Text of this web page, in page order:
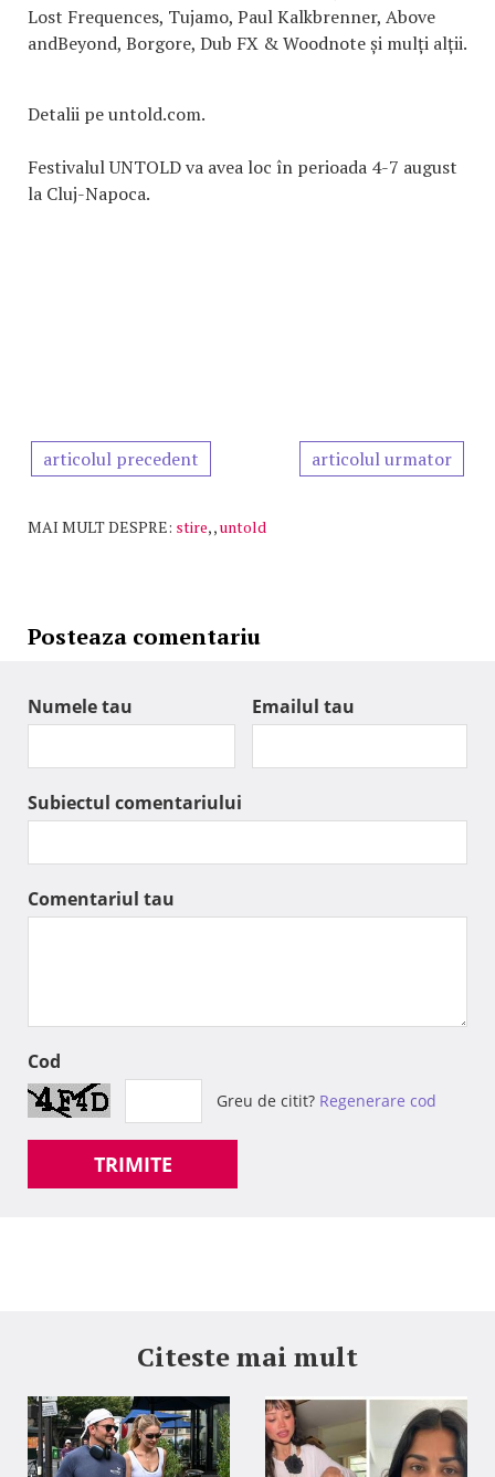
Lost Frequences, Tujamo, Paul Kalkbrenner, Above
andBeyond, Borgore, Dub FX & Woodnote și mulți alții.
Detalii pe untold.com.
Festivalul UNTOLD va avea loc în perioada 4-7 august
la Cluj-Napoca.
articolul precedent articolul urmator
MAI MULT DESPRE: stire,,untold
Posteaza comentariu
Numele tau Emailul tau
Subiectul comentariului
Comentariul tau
Cod
Greu de citit? Regenerare cod
TRIMITE
Citeste mai mult